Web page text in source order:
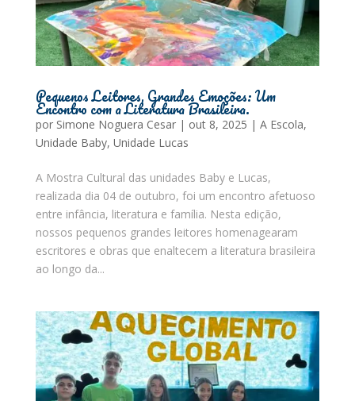
Pequenos Leitores, Grandes Emoções: Um
Encontro com a Literatura Brasileira.
por Simone Noguera Cesar| out 8, 2025 | A Escola,
Unidade Baby, Unidade Lucas
A Mostra Cultural das unidades Baby e Lucas,
realizada dia 04 de outubro, foi um encontro afetuoso
entre infância, literatura e família. Nesta edição,
nossos pequenos grandes leitores homenagearam
escritores e obras que enaltecem a literatura brasileira
ao longo da...